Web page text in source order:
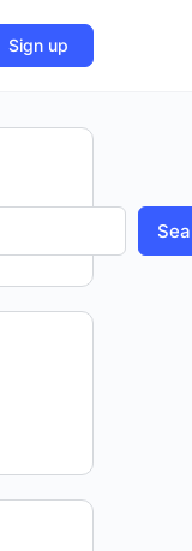
Sign up